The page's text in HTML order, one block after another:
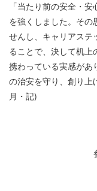
「当たり前の安全・
を強くしました。その
せんし、キャリアステ
ることで、決して机上
携わっている実感があ
の治安を守り、創り上
月・記)